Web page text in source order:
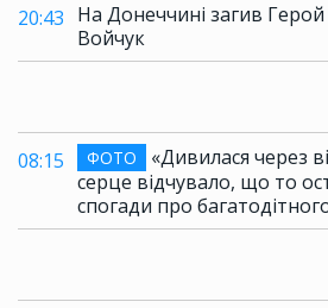
20:43 На Донеччині загив Герой
Войчук
08:15 ФОТО
«Дивилася через
серце відчувало, що то
спогади про